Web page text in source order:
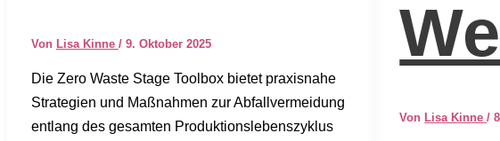
Von Lisa Kinne / 9. Oktober 2025
Die Zero Was­te Stage Tool­box bie­tet pra­xis­na­he
Stra­te­gien und Maß­nah­men zur Abfall­ver­mei­dung
ent­lang des gesam­ten Pro­duk­ti­ons­le­bens­zy­klus
Von Lisa Kinne/